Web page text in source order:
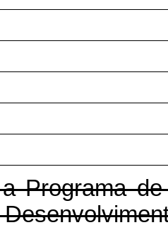
Programa de